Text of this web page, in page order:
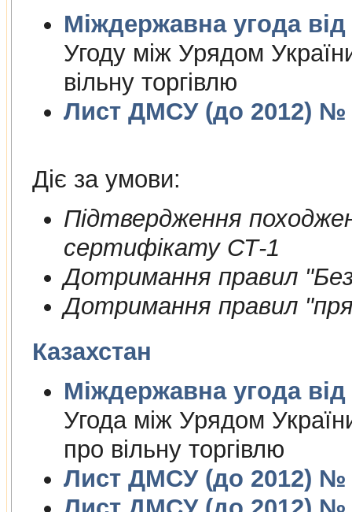
Угоду між Урядом
вільну торгівлю
Лист ДМСУ (до 2012) №
Діє за умови:
Пiдтвердження
сертифiкату СТ-1
Дотримання правил
Дотримання правил
Казахстан
Угода між Урядом
про вільну торгівлю
Лист ДМСУ (до 2012) №